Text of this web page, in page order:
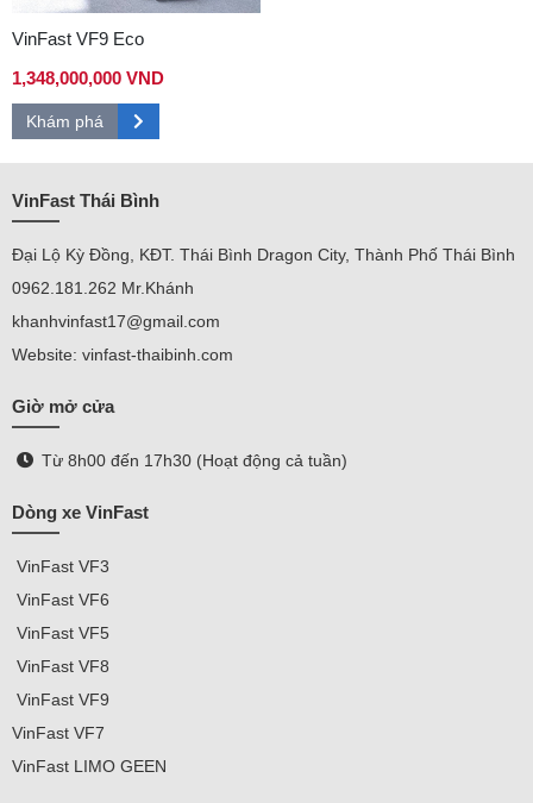
VinFast VF9 Eco
1,348,000,000 VND
Khám phá
VinFast Thái Bình
Đại Lộ Kỳ Đồng, KĐT. Thái Bình Dragon City, Thành Phố Thái Bình
0962.181.262 Mr.Khánh
khanhvinfast17@gmail.com
Website: vinfast-thaibinh.com
Giờ mở cửa
Từ 8h00 đến 17h30 (Hoạt động cả tuần)
Dòng xe VinFast
VinFast VF3
VinFast VF6
VinFast VF5
VinFast VF8
VinFast VF9
VinFast VF7
VinFast LIMO GEEN